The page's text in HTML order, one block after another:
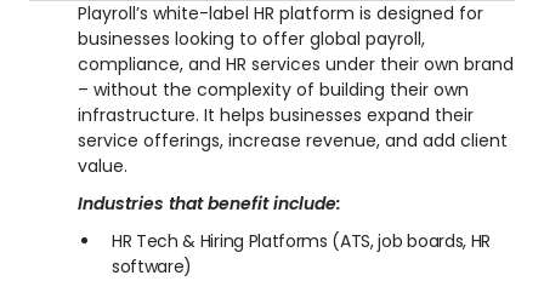
Playroll’s white-label HR platform is designed for
businesses looking to offer global payroll,
compliance, and HR services under their own brand
– without the complexity of building their own
infrastructure. It helps businesses expand their
service offerings, increase revenue, and add client
value.
Industries that benefit include:
HR Tech & Hiring Platforms (ATS, job boards, HR
software)